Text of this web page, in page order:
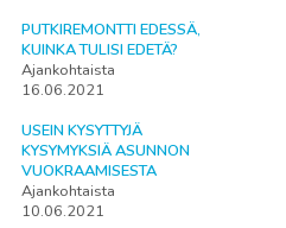
PUTKIREMONTTI EDESSÄ,
KUINKA TULISI EDETÄ?
Ajankohtaista
16.06.2021
USEIN KYSYTTYJÄ
KYSYMYKSIÄ ASUNNON
VUOKRAAMISESTA
Ajankohtaista
10.06.2021